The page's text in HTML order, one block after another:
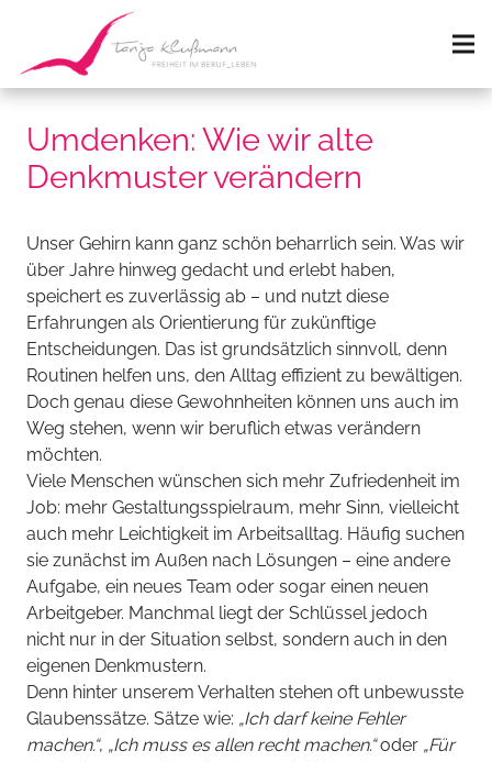
Umdenken: Wie wir alte
Denkmuster verändern
Unser Gehirn kann ganz schön beharrlich sein. Was wir
über Jahre hinweg gedacht und erlebt haben,
speichert es zuverlässig ab – und nutzt diese
Erfahrungen als Orientierung für zukünftige
Entscheidungen. Das ist grundsätzlich sinnvoll, denn
Routinen helfen uns, den Alltag effizient zu bewältigen.
Doch genau diese Gewohnheiten können uns auch im
Weg stehen, wenn wir beruflich etwas verändern
möchten.
Viele Menschen wünschen sich mehr Zufriedenheit im
Job: mehr Gestaltungsspielraum, mehr Sinn, vielleicht
auch mehr Leichtigkeit im Arbeitsalltag. Häufig suchen
sie zunächst im Außen nach Lösungen – eine andere
Aufgabe, ein neues Team oder sogar einen neuen
Arbeitgeber. Manchmal liegt der Schlüssel jedoch
nicht nur in der Situation selbst, sondern auch in den
eigenen Denkmustern.
Denn hinter unserem Verhalten stehen oft unbewusste
Glaubenssätze. Sätze wie: „Ich darf keine Fehler
machen.“, „Ich muss es allen recht machen.“oder „Für